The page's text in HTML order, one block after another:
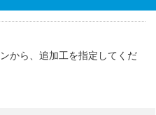
から、追加工を指定してくだ